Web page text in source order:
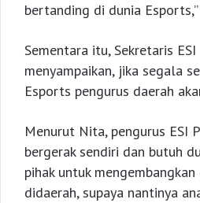
bertanding di dunia Esports,”
Sementara itu, Sekretaris
menyampaikan, jika segala
Esports pengurus daerah
Menurut Nita, pengurus ESI
bergerak sendiri dan butuh
pihak untuk
didaerah, supaya nantinya